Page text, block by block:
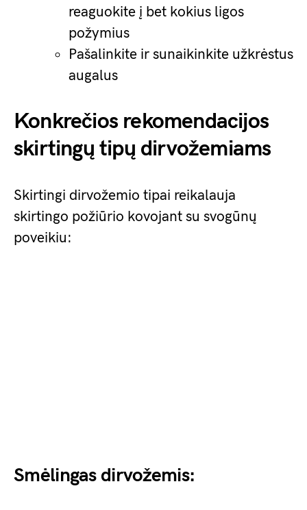
reaguokite į bet kokius ligos
požymius
Pašalinkite ir sunaikinkite užkrėstus
augalus
Konkrečios rekomendacijos
skirtingų tipų dirvožemiams
Skirtingi dirvožemio tipai reikalauja
skirtingo požiūrio kovojant su svogūnų
poveikiu:
Smėlingas dirvožemis: